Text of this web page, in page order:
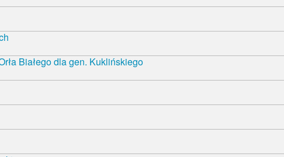
Białego dla gen. Kuklińskiego